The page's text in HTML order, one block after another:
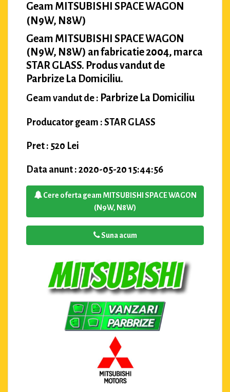
Geam MITSUBISHI SPACE WAGON
(N9W, N8W)
Geam MITSUBISHI SPACE WAGON
(N9W, N8W) an fabricatie 2004, marca
STAR GLASS. Produs vandut de
Parbrize La Domiciliu.
Geam vandut de : Parbrize La Domiciliu
Producator geam : STAR GLASS
Pret : 520 Lei
Data anunt : 2020-05-20 15:44:56
Cere oferta geam MITSUBISHI SPACE WAGON
(N9W, N8W)
Suna acum